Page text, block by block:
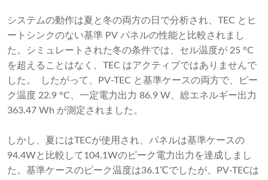
システムの動作は夏と冬の両方の日で分析され、TEC とヒ
ートシンクのない基準 PV パネルの性能と比較されまし
た。シミュレートされた冬の条件では、セル温度が 25 °C
を超えることはなく、TEC はアクティブではありませんで
した。 したがって、PV-TEC と基準ケースの両方で、ピー
ク温度 22.9 °C、一定電力出力 86.9 W、総エネルギー出力
363.47 Wh が測定されました。
しかし、夏にはTECが使用され、パネルは基準ケースの
94.4Wと比較して104.1Wのピーク電力出力を達成しまし
た。基準ケースのピーク温度は36.1℃でしたが、PV-TECは